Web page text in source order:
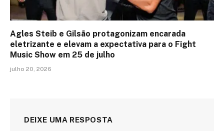
Agles Steib e Gilsão protagonizam encarada
eletrizante e elevam a expectativa para o Fight
Music Show em 25 de julho
julho 20, 2026
DEIXE UMA RESPOSTA